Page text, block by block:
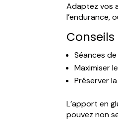
Adaptez vos
l’endurance,
Séances
Maximiser
Préserver
L’apport en
pouvez non